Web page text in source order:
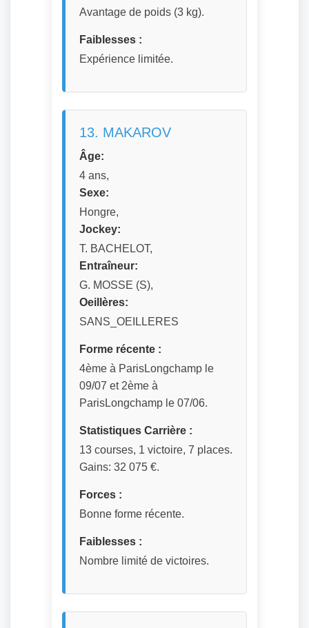
Avantage de poids (3 kg).
Faiblesses :
Expérience limitée.
13. MAKAROV
Âge:
4 ans,
Sexe:
Hongre,
Jockey:
T. BACHELOT,
Entraîneur:
G. MOSSE (S),
Oeillères:
SANS_OEILLERES
Forme récente :
4ème à ParisLongchamp le
09/07 et 2ème à
ParisLongchamp le 07/06.
Statistiques Carrière :
13 courses, 1 victoire, 7 places.
Gains: 32 075 €.
Forces :
Bonne forme récente.
Faiblesses :
Nombre limité de victoires.